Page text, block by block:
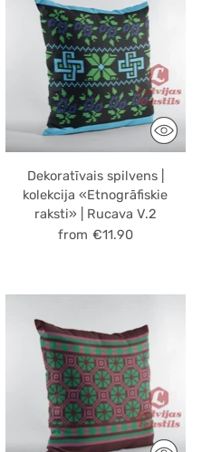
Dekoratīvais spilvens |
kolekcija «Etnogrāfiskie
raksti» | Rucava V.2
from €11.90